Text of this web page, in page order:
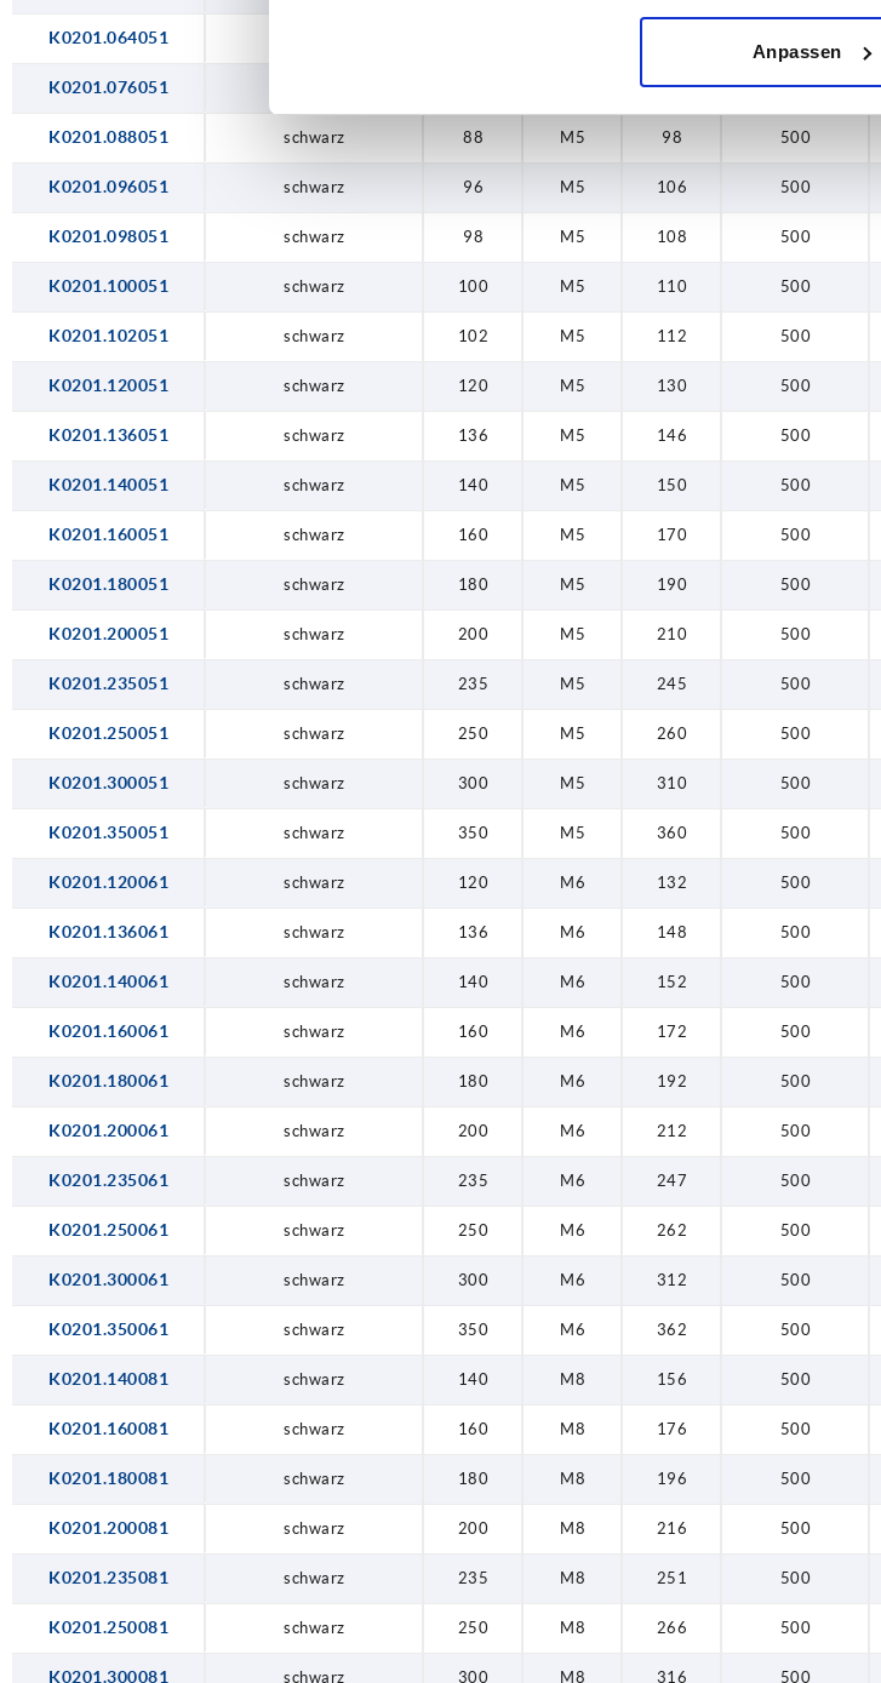
Anpassen
144
146
148
210
212
216
220
245
247
251
255
260
262
266
270
310
312
316
320
360
362
366
370
K0201.064051
K0201.076051 86 500
K0201.088051 schwarz 88 M5 98 500
K0201.096051 schwarz 96 M5 106 500
K0201.098051 schwarz 98 M5 108 500
K0201.100051 schwarz 100 M5 110 500
K0201.102051 schwarz 102 M5 112 500
K0201.120051 schwarz 120 M5 130 500
K0201.136051 schwarz 136 M5 146 500
K0201.140051 schwarz 140 M5 150 500
K0201.160051 schwarz 160 M5 170 500
K0201.180051 schwarz 180 M5 190 500
K0201.200051 schwarz 200 M5 210 500
K0201.235051 schwarz 235 M5 245 500
K0201.250051 schwarz 250 M5 260 500
K0201.300051 schwarz 300 M5 310 500
K0201.350051 schwarz 350 M5 360 500
K0201.120061 schwarz 120 M6 132 500
K0201.136061 schwarz 136 M6 148 500
K0201.140061 schwarz 140 M6 152 500
K0201.160061 schwarz 160 M6 172 500
K0201.180061 schwarz 180 M6 192 500
K0201.200061 schwarz 200 M6 212 500
K0201.235061 schwarz 235 M6 247 500
K0201.250061 schwarz 250 M6 262 500
K0201.300061 schwarz 300 M6 312 500
K0201.350061 schwarz 350 M6 362 500
K0201.140081 schwarz 140 M8 156 500
K0201.160081 schwarz 160 M8 176 500
K0201.180081 schwarz 180 M8 196 500
K0201.200081 schwarz 200 M8 216 500
K0201.235081 schwarz 235 M8 251 500
K0201.250081 schwarz 250 M8 266 500
K0201.300081 schwarz 300 M8 316 500